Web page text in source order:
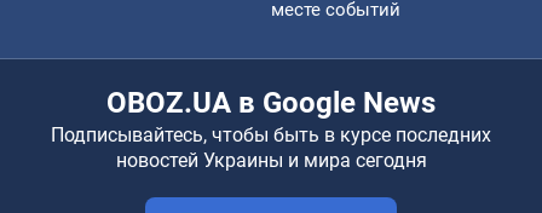
месте событий
OBOZ.UA в Google News
Подписывайтесь, чтобы быть в курсе последних
новостей Украины и мира сегодня